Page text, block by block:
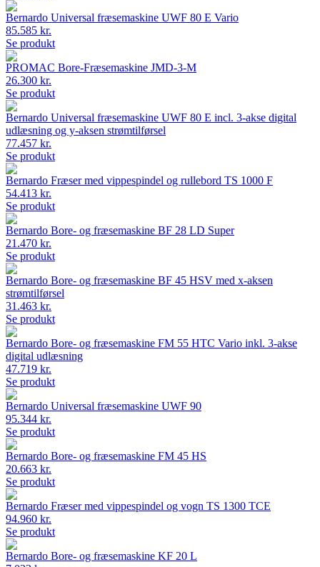
Bernardo Universal fræsemaskine UWF 80 E Vario
85.585 kr.
Se produkt
PROMAC Bore-Fræsemaskine JMD-3-M
26.300 kr.
Se produkt
Bernardo Universal fræsemaskine UWF 80 E incl. 3-akse digital
udlæsning og y-aksen strømtilførsel
77.457 kr.
Se produkt
Bernardo Fræser med vippespindel og rullebord TS 1000 F
54.413 kr.
Se produkt
Bernardo Bore- og fræsemaskine BF 28 LD Super
21.470 kr.
Se produkt
Bernardo Bore- og fræsemaskine BF 45 HSV med x-aksen
strømtilførsel
31.463 kr.
Se produkt
Bernardo Bore- og fræsemaskine FM 55 HTC Vario inkl. 3-akse
digital udlæsning
47.719 kr.
Se produkt
Bernardo Universal fræsemaskine UWF 90
95.344 kr.
Se produkt
Bernardo Bore- og fræsemaskine FM 45 HS
20.663 kr.
Se produkt
Bernardo Fræser med vippespindel og vogn TS 1300 TCE
94.960 kr.
Se produkt
Bernardo Bore- og fræsemaskine KF 20 L